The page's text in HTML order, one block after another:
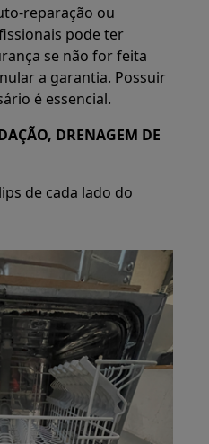
reparação ou
pode ter
se não for feita
a garantia. Possuir
é essencial.
DRENAGEM DE
de cada lado do